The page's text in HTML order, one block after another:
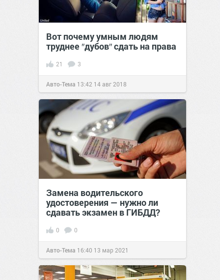
Вот почему умным людям
труднее ″дубов″ сдать на права
21 3
Авто-Тема 13:42 14 авг 2018
Замена водительского
удостоверения — нужно ли
сдавать экзамен в ГИБДД?
0 0
Авто-Тема 16:40 13 мар 2021